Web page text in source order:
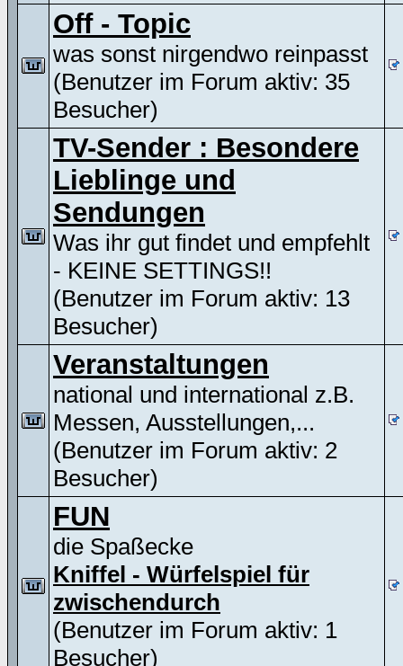
Off - Topic
was sonst nirgendwo reinpasst
(Benutzer im Forum aktiv: 35
Besucher)
TV-Sender : Besondere
Lieblinge und
Sendungen
Was ihr gut findet und empfehlt
- KEINE SETTINGS!!
(Benutzer im Forum aktiv: 13
Besucher)
Veranstaltungen
national und international z.B.
Messen, Ausstellungen,...
(Benutzer im Forum aktiv: 2
Besucher)
FUN
die Spaßecke
Kniffel - Würfelspiel für
zwischendurch
(Benutzer im Forum aktiv: 1
Besucher)